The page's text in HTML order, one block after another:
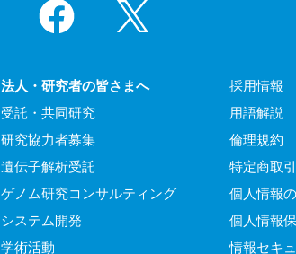
Facebook
法人・研究者の皆さまへ
受託・共同研究
研究協力者募集
遺伝子解析受託
ゲノム研究コンサルティング
システム開発
学術活動
採用情報
用語解説
倫理規約
特定商取
個人情報
個人情報
情報セキ